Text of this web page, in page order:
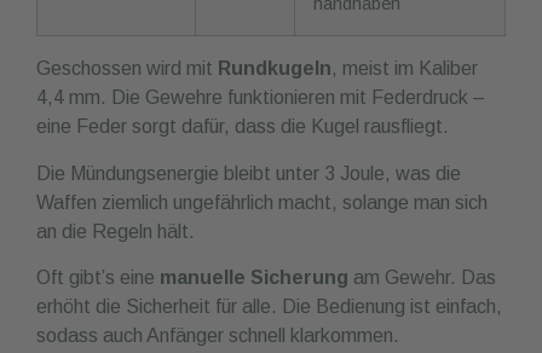
handhaben
Geschossen wird mit Rundkugeln, meist im Kaliber
4,4 mm. Die Gewehre funktionieren mit Federdruck –
eine Feder sorgt dafür, dass die Kugel rausfliegt.
Die Mündungsenergie bleibt unter 3 Joule, was die
Waffen ziemlich ungefährlich macht, solange man sich
an die Regeln hält.
Oft gibt’s eine manuelle Sicherung am Gewehr. Das
erhöht die Sicherheit für alle. Die Bedienung ist einfach,
sodass auch Anfänger schnell klarkommen.